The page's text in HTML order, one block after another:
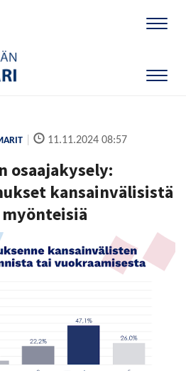
11.11.2024 08:57
osaajakysely:
kansainvälisistä